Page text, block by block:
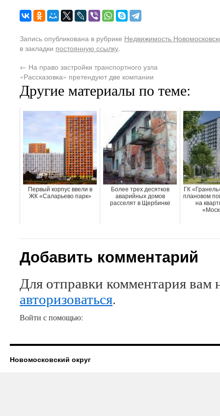
Запись опубликована в рубрике Недвижимость
в закладки постоянную ссылку.
← На право застройки транспортного узла
«Рассказовка» претендуют две компании
Другие материалы по теме:
Первый корпус ввели в
ЖК «Саларьево парк»
Более трех десятков
аварийных домов
расселят в Щербинке
ГК
плановом
на
Добавить комментарий
Для отправки комментария вам
авторизоваться.
Войти с помощью:
Новомосковский округ